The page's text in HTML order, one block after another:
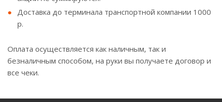
Доставка до терминала транспортной компании 1000
р.
Оплата осуществляется как наличным, так и
безналичным способом, на руки вы получаете договор и
все чеки.